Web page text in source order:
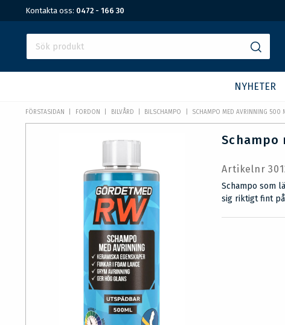
Kontakta oss: 0472 - 166 30
NYHETER
FÖRSTASIDAN FORDON BILVÅRD BILSCHAMPO SCHAMPO MED AVRINNING 500
Schampo
Artikelnr
Schampo som
sig riktigt fint